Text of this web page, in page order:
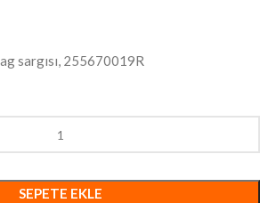
sargısı, 255670019R
SEPETE EKLE